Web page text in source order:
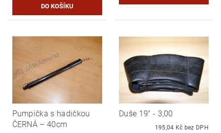
Pumpička s hadičkou
ČERNÁ – 40cm
Duše 19" - 3,00
195,04 Kč bez DPH